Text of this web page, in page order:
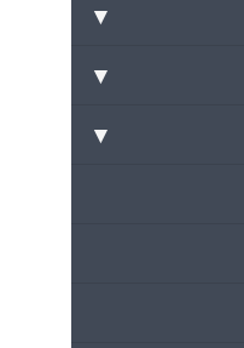
▾
▾
▾